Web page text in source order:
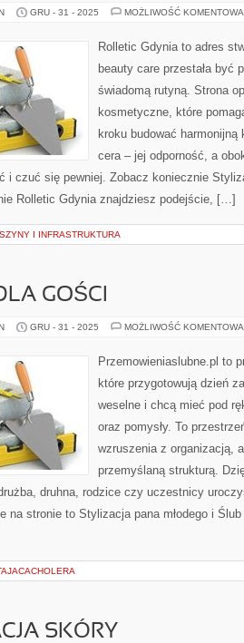
GRU - 31 - 2025 MOŻLIWOŚĆ
Rolletic Gdynia to adres
beauty care przestała być
świadomą rutyną. Strona
kosmetyczne, które
kroku budować
cera – jej odporność, a
i czuć się pewniej. Zobacz koniecznie
Rolletic Gdynia znajdziesz podejście, […]
I INFRASTRUKTURA
GOŚCI
GRU - 31 - 2025 MOŻLIWOŚĆ
Przemowieniaslubne.pl to
które przygotowują dzień
weselne i chcą mieć pod
oraz pomysły. To
wzruszenia z organizacją,
przemyślaną strukturą.
druhna, rodzice czy uczestnicy
na stronie to Stylizacja pana młodego i
SKÓRY